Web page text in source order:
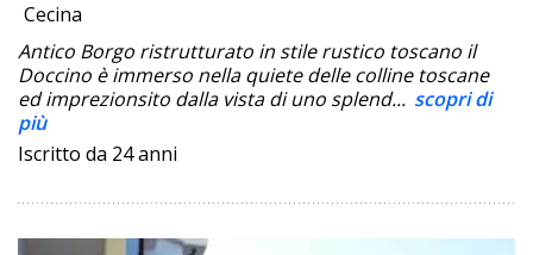
Cecina
Antico Borgo ristrutturato in stile rustico toscano il
Doccino è immerso nella quiete delle colline toscane
ed imprezionsito dalla vista di uno splend... scopri di
più
Iscritto da 24 anni